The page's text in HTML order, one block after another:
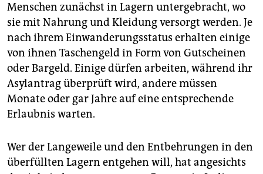
Menschen zunächst in Lagern untergebracht, wo
sie mit Nahrung und Kleidung versorgt werden. Je
nach ihrem Einwanderungsstatus erhalten einige
von ihnen Taschengeld in Form von Gutscheinen
oder Bargeld. Einige dürfen arbeiten, während ihr
Asylantrag überprüft wird, andere müssen
Monate oder gar Jahre auf eine entsprechende
Erlaubnis warten.
Wer der Langeweile und den Entbehrungen in den
überfüllten Lagern entgehen will, hat angesichts